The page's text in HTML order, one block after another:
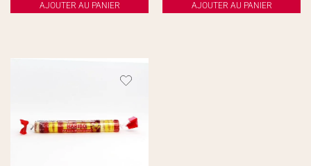
AJOUTER AU PANIER AJOUTER AU PANIER